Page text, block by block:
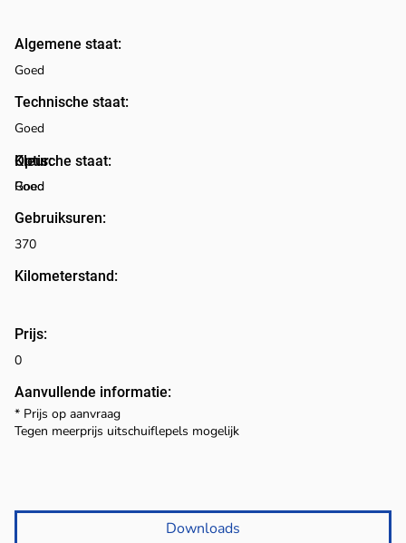
Algemene staat:
Technische staat:
Optische staat:
Kleur:
Rood
Gebruiksuren:
Kilometerstand:
Prijs:
0
Aanvullende informatie:
Goed
Goed
Goed
370
* Prijs op aanvraag
Tegen meerprijs uitschuiflepels mogelijk
Downloads